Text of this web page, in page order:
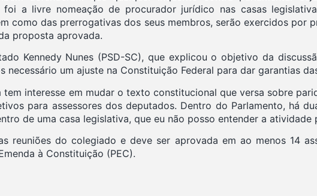
a livre nomeação de procurador jurídico nas casas
como das prerrogativas dos seus membros, serão exercidos
proposta aprovada.
Kennedy Nunes (PSD-SC), que explicou o objetivo da
necessário um ajuste na Constituição Federal para dar garantias
interesse em mudar o texto constitucional que versa sobre
para assessores dos deputados. Dentro do Parlamento, há
de uma casa legislativa, que eu não posso entender a atividade
reuniões do colegiado e deve ser aprovada em ao menos 14
à Constituição (PEC).